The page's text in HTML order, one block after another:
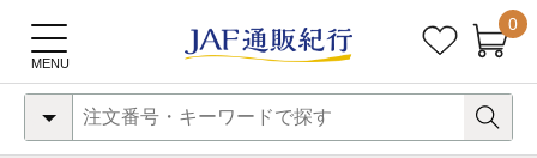
0